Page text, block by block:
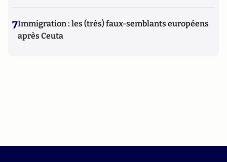
7Immigration : les (très) faux-semblants européens
après Ceuta